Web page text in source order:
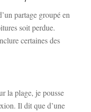
partage groupé en
soit perdue.
certaines des
la plage, je pousse
Il dit que d’une